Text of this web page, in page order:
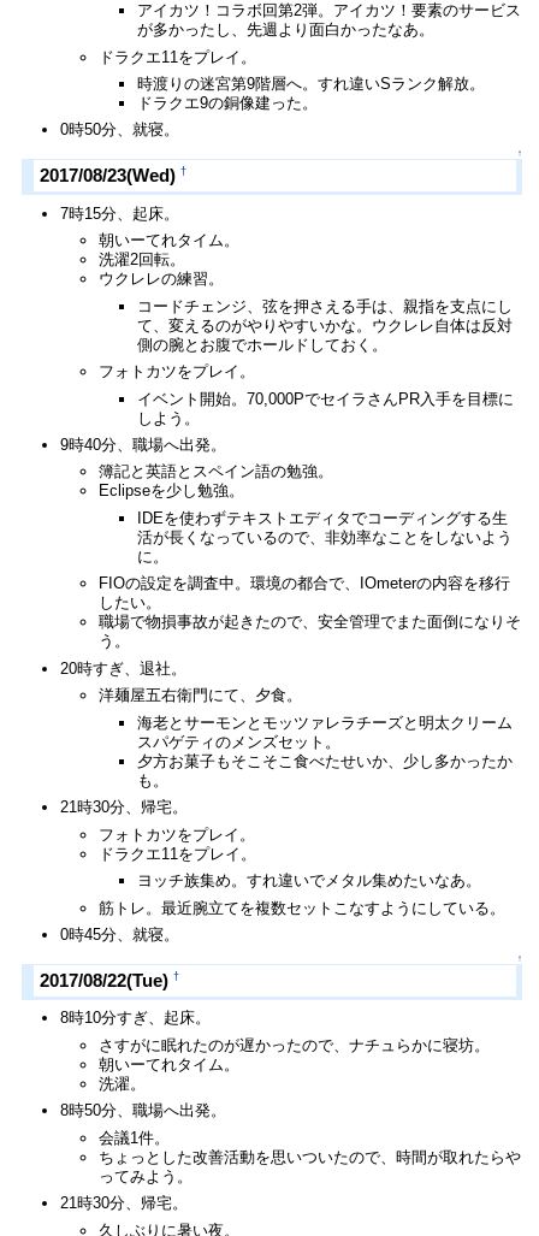
アイカツ！コラボ回第2弾。アイカツ！要素のサービス
が多かったし、先週より面白かったなあ。
ドラクエ11をプレイ。
時渡りの迷宮第9階層へ。すれ違いSランク解放。
ドラクエ9の銅像建った。
0時50分、就寝。
↑
2017/08/23(Wed) †
7時15分、起床。
朝いーてれタイム。
洗濯2回転。
ウクレレの練習。
コードチェンジ、弦を押さえる手は、親指を支点にし
て、変えるのがやりやすいかな。ウクレレ自体は反対
側の腕とお腹でホールドしておく。
フォトカツをプレイ。
イベント開始。70,000PでセイラさんPR入手を目標に
しよう。
9時40分、職場へ出発。
簿記と英語とスペイン語の勉強。
Eclipseを少し勉強。
IDEを使わずテキストエディタでコーディングする生
活が長くなっているので、非効率なことをしないよう
に。
FIOの設定を調査中。環境の都合で、IOmeterの内容を移行
したい。
職場で物損事故が起きたので、安全管理でまた面倒になりそ
う。
20時すぎ、退社。
洋麺屋五右衛門にて、夕食。
海老とサーモンとモッツァレラチーズと明太クリーム
スパゲティのメンズセット。
夕方お菓子もそこそこ食べたせいか、少し多かったか
も。
21時30分、帰宅。
フォトカツをプレイ。
ドラクエ11をプレイ。
ヨッチ族集め。すれ違いでメタル集めたいなあ。
筋トレ。最近腕立てを複数セットこなすようにしている。
0時45分、就寝。
↑
2017/08/22(Tue) †
8時10分すぎ、起床。
さすがに眠れたのが遅かったので、ナチュらかに寝坊。
朝いーてれタイム。
洗濯。
8時50分、職場へ出発。
会議1件。
ちょっとした改善活動を思いついたので、時間が取れたらや
ってみよう。
21時30分、帰宅。
久しぶりに暑い夜。